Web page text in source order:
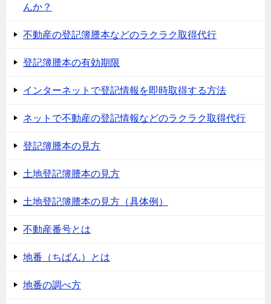
んか？
不動産の登記簿謄本などのラクラク取得代行
登記簿謄本の有効期限
インターネットで登記情報を即時取得する方法
ネットで不動産の登記情報などのラクラク取得代行
登記簿謄本の見方
土地登記簿謄本の見方
土地登記簿謄本の見方（具体例）
不動産番号とは
地番（ちばん）とは
地番の調べ方